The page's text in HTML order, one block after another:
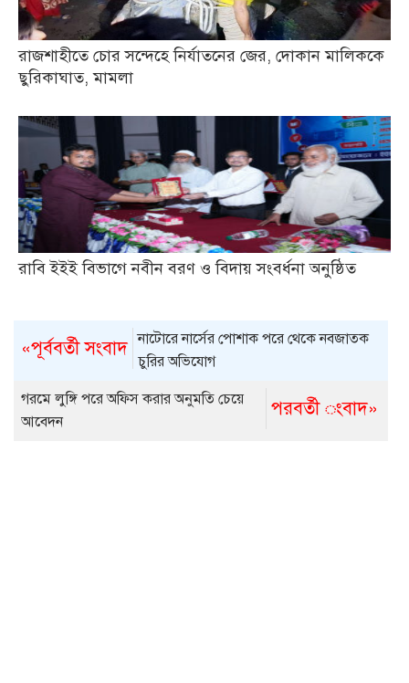
রাজশাহীতে চোর সন্দেহে নির্যাতনের জের, দোকান মালিককে
ছুরিকাঘাত, মামলা
রাবি ইইই বিভাগে নবীন বরণ ও বিদায় সংবর্ধনা অনুষ্ঠিত
«পূর্ববর্তী সংবাদ নাটোরে নার্সের পোশাক পরে থেকে নবজাতক
চুরির অভিযোগ
পরবর্তী ংবাদ»
গরমে লুঙ্গি পরে অফিস করার অনুমতি চেয়ে
আবেদন